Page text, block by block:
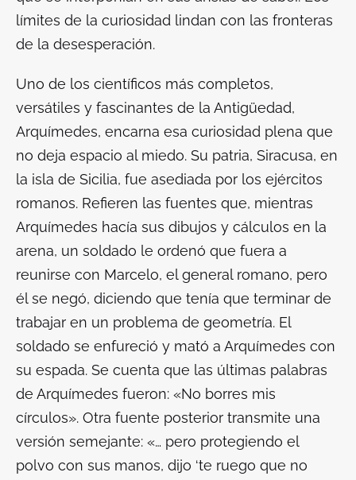
límites de la curiosidad lindan con las fronteras
de la desesperación.
Uno de los científicos más completos,
versátiles y fascinantes de la Antigüedad,
Arquímedes, encarna esa curiosidad plena que
no deja espacio al miedo. Su patria, Siracusa, en
la isla de Sicilia, fue asediada por los ejércitos
romanos. Refieren las fuentes que, mientras
Arquímedes hacía sus dibujos y cálculos en la
arena, un soldado le ordenó que fuera a
reunirse con Marcelo, el general romano, pero
él se negó, diciendo que tenía que terminar de
trabajar en un problema de geometría. El
soldado se enfureció y mató a Arquímedes con
su espada. Se cuenta que las últimas palabras
de Arquímedes fueron: «No borres mis
círculos». Otra fuente posterior transmite una
versión semejante: «… pero protegiendo el
polvo con sus manos, dijo ‘te ruego que no